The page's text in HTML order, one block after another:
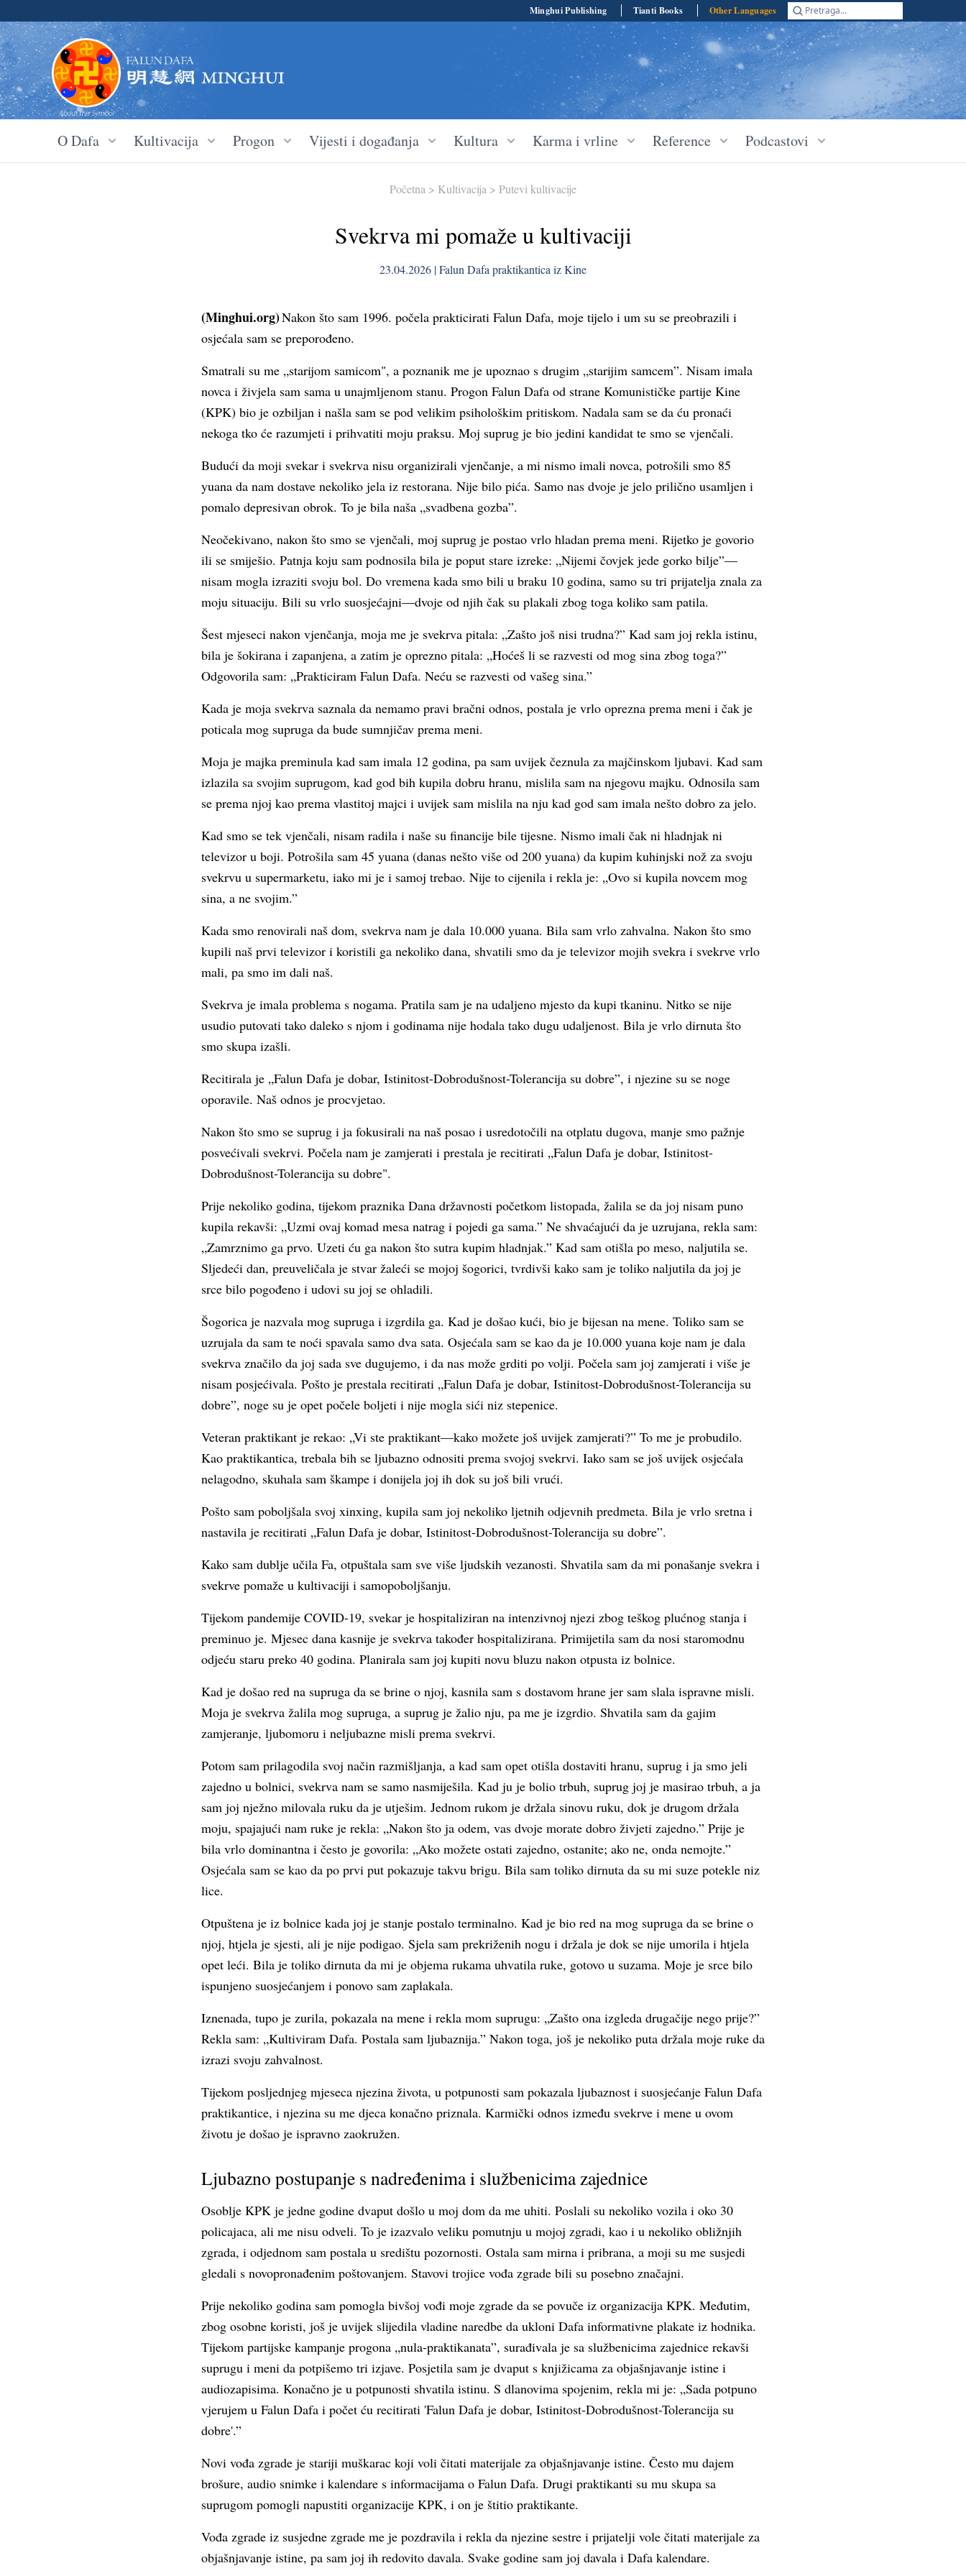
Minghui Publishing Tianti Books Other Languages Pretraga...
O Dafa Kultivacija Progon Vijesti i događanja Kultura Karma i vrline Reference Podcastovi
Početna > Kultivacija > Putevi kultivacije
Svekrva mi pomaže u kultivaciji
23.04.2026 | Falun Dafa praktikantica iz Kine
(Minghui.org)Nakon što sam 1996. počela prakticirati Falun Dafa, moje tijelo i um su se preobrazili i
osjećala sam se preporođeno.
Smatrali su me „starijom samicom", a poznanik me je upoznao s drugim „starijim samcem”. Nisam imala
novca i živjela sam sama u unajmljenom stanu. Progon Falun Dafa od strane Komunističke partije Kine
(KPK) bio je ozbiljan i našla sam se pod velikim psihološkim pritiskom. Nadala sam se da ću pronaći
nekoga tko će razumjeti i prihvatiti moju praksu. Moj suprug je bio jedini kandidat te smo se vjenčali.
Budući da moji svekar i svekrva nisu organizirali vjenčanje, a mi nismo imali novca, potrošili smo 85
yuana da nam dostave nekoliko jela iz restorana. Nije bilo pića. Samo nas dvoje je jelo prilično usamljen i
pomalo depresivan obrok. To je bila naša „svadbena gozba”.
Neočekivano, nakon što smo se vjenčali, moj suprug je postao vrlo hladan prema meni. Rijetko je govorio
ili se smiješio. Patnja koju sam podnosila bila je poput stare izreke: „Nijemi čovjek jede gorko bilje”—
nisam mogla izraziti svoju bol. Do vremena kada smo bili u braku 10 godina, samo su tri prijatelja znala za
moju situaciju. Bili su vrlo suosjećajni—dvoje od njih čak su plakali zbog toga koliko sam patila.
Šest mjeseci nakon vjenčanja, moja me je svekrva pitala: „Zašto još nisi trudna?” Kad sam joj rekla istinu,
bila je šokirana i zapanjena, a zatim je oprezno pitala: „Hoćeš li se razvesti od mog sina zbog toga?”
Odgovorila sam: „Prakticiram Falun Dafa. Neću se razvesti od vašeg sina.”
Kada je moja svekrva saznala da nemamo pravi bračni odnos, postala je vrlo oprezna prema meni i čak je
poticala mog supruga da bude sumnjičav prema meni.
Moja je majka preminula kad sam imala 12 godina, pa sam uvijek čeznula za majčinskom ljubavi. Kad sam
izlazila sa svojim suprugom, kad god bih kupila dobru hranu, mislila sam na njegovu majku. Odnosila sam
se prema njoj kao prema vlastitoj majci i uvijek sam mislila na nju kad god sam imala nešto dobro za jelo.
Kad smo se tek vjenčali, nisam radila i naše su financije bile tijesne. Nismo imali čak ni hladnjak ni
televizor u boji. Potrošila sam 45 yuana (danas nešto više od 200 yuana) da kupim kuhinjski nož za svoju
svekrvu u supermarketu, iako mi je i samoj trebao. Nije to cijenila i rekla je: „Ovo si kupila novcem mog
sina, a ne svojim.”
Kada smo renovirali naš dom, svekrva nam je dala 10.000 yuana. Bila sam vrlo zahvalna. Nakon što smo
kupili naš prvi televizor i koristili ga nekoliko dana, shvatili smo da je televizor mojih svekra i svekrve vrlo
mali, pa smo im dali naš.
Svekrva je imala problema s nogama. Pratila sam je na udaljeno mjesto da kupi tkaninu. Nitko se nije
usudio putovati tako daleko s njom i godinama nije hodala tako dugu udaljenost. Bila je vrlo dirnuta što
smo skupa izašli.
Recitirala je „Falun Dafa je dobar, Istinitost-Dobrodušnost-Tolerancija su dobre”, i njezine su se noge
oporavile. Naš odnos je procvjetao.
Nakon što smo se suprug i ja fokusirali na naš posao i usredotočili na otplatu dugova, manje smo pažnje
posvećivali svekrvi. Počela nam je zamjerati i prestala je recitirati „Falun Dafa je dobar, Istinitost-
Dobrodušnost-Tolerancija su dobre".
Prije nekoliko godina, tijekom praznika Dana državnosti početkom listopada, žalila se da joj nisam puno
kupila rekavši: „Uzmi ovaj komad mesa natrag i pojedi ga sama.” Ne shvaćajući da je uzrujana, rekla sam:
„Zamrznimo ga prvo. Uzeti ću ga nakon što sutra kupim hladnjak.” Kad sam otišla po meso, naljutila se.
Sljedeći dan, preuveličala je stvar žaleći se mojoj šogorici, tvrdivši kako sam je toliko naljutila da joj je
srce bilo pogođeno i udovi su joj se ohladili.
Šogorica je nazvala mog supruga i izgrdila ga. Kad je došao kući, bio je bijesan na mene. Toliko sam se
uzrujala da sam te noći spavala samo dva sata. Osjećala sam se kao da je 10.000 yuana koje nam je dala
svekrva značilo da joj sada sve dugujemo, i da nas može grditi po volji. Počela sam joj zamjerati i više je
nisam posjećivala. Pošto je prestala recitirati „Falun Dafa je dobar, Istinitost-Dobrodušnost-Tolerancija su
dobre”, noge su je opet počele boljeti i nije mogla sići niz stepenice.
Veteran praktikant je rekao: „Vi ste praktikant—kako možete još uvijek zamjerati?” To me je probudilo.
Kao praktikantica, trebala bih se ljubazno odnositi prema svojoj svekrvi. Iako sam se još uvijek osjećala
nelagodno, skuhala sam škampe i donijela joj ih dok su još bili vrući.
Pošto sam poboljšala svoj xinxing, kupila sam joj nekoliko ljetnih odjevnih predmeta. Bila je vrlo sretna i
nastavila je recitirati „Falun Dafa je dobar, Istinitost-Dobrodušnost-Tolerancija su dobre”.
Kako sam dublje učila Fa, otpuštala sam sve više ljudskih vezanosti. Shvatila sam da mi ponašanje svekra i
svekrve pomaže u kultivaciji i samopoboljšanju.
Tijekom pandemije COVID-19, svekar je hospitaliziran na intenzivnoj njezi zbog teškog plućnog stanja i
preminuo je. Mjesec dana kasnije je svekrva također hospitalizirana. Primijetila sam da nosi staromodnu
odjeću staru preko 40 godina. Planirala sam joj kupiti novu bluzu nakon otpusta iz bolnice.
Kad je došao red na supruga da se brine o njoj, kasnila sam s dostavom hrane jer sam slala ispravne misli.
Moja je svekrva žalila mog supruga, a suprug je žalio nju, pa me je izgrdio. Shvatila sam da gajim
zamjeranje, ljubomoru i neljubazne misli prema svekrvi.
Potom sam prilagodila svoj način razmišljanja, a kad sam opet otišla dostaviti hranu, suprug i ja smo jeli
zajedno u bolnici, svekrva nam se samo nasmiješila. Kad ju je bolio trbuh, suprug joj je masirao trbuh, a ja
sam joj nježno milovala ruku da je utješim. Jednom rukom je držala sinovu ruku, dok je drugom držala
moju, spajajući nam ruke je rekla: „Nakon što ja odem, vas dvoje morate dobro živjeti zajedno.” Prije je
bila vrlo dominantna i često je govorila: „Ako možete ostati zajedno, ostanite; ako ne, onda nemojte.”
Osjećala sam se kao da po prvi put pokazuje takvu brigu. Bila sam toliko dirnuta da su mi suze potekle niz
lice.
Otpuštena je iz bolnice kada joj je stanje postalo terminalno. Kad je bio red na mog supruga da se brine o
njoj, htjela je sjesti, ali je nije podigao. Sjela sam prekriženih nogu i držala je dok se nije umorila i htjela
opet leći. Bila je toliko dirnuta da mi je objema rukama uhvatila ruke, gotovo u suzama. Moje je srce bilo
ispunjeno suosjećanjem i ponovo sam zaplakala.
Iznenada, tupo je zurila, pokazala na mene i rekla mom suprugu: „Zašto ona izgleda drugačije nego prije?”
Rekla sam: „Kultiviram Dafa. Postala sam ljubaznija.” Nakon toga, još je nekoliko puta držala moje ruke da
izrazi svoju zahvalnost.
Tijekom posljednjeg mjeseca njezina života, u potpunosti sam pokazala ljubaznost i suosjećanje Falun Dafa
praktikantice, i njezina su me djeca konačno priznala. Karmički odnos između svekrve i mene u ovom
životu je došao je ispravno zaokružen.
Ljubazno postupanje s nadređenima i službenicima zajednice
Osoblje KPK je jedne godine dvaput došlo u moj dom da me uhiti. Poslali su nekoliko vozila i oko 30
policajaca, ali me nisu odveli. To je izazvalo veliku pomutnju u mojoj zgradi, kao i u nekoliko obližnjih
zgrada, i odjednom sam postala u središtu pozornosti. Ostala sam mirna i pribrana, a moji su me susjedi
gledali s novopronađenim poštovanjem. Stavovi trojice vođa zgrade bili su posebno značajni.
Prije nekoliko godina sam pomogla bivšoj vođi moje zgrade da se povuče iz organizacija KPK. Međutim,
zbog osobne koristi, još je uvijek slijedila vladine naredbe da ukloni Dafa informativne plakate iz hodnika.
Tijekom partijske kampanje progona „nula-praktikanata”, surađivala je sa službenicima zajednice rekavši
suprugu i meni da potpišemo tri izjave. Posjetila sam je dvaput s knjižicama za objašnjavanje istine i
audiozapisima. Konačno je u potpunosti shvatila istinu. S dlanovima spojenim, rekla mi je: „Sada potpuno
vjerujem u Falun Dafa i počet ću recitirati 'Falun Dafa je dobar, Istinitost-Dobrodušnost-Tolerancija su
dobre'.”
Novi vođa zgrade je stariji muškarac koji voli čitati materijale za objašnjavanje istine. Često mu dajem
brošure, audio snimke i kalendare s informacijama o Falun Dafa. Drugi praktikanti su mu skupa sa
suprugom pomogli napustiti organizacije KPK, i on je štitio praktikante.
Vođa zgrade iz susjedne zgrade me je pozdravila i rekla da njezine sestre i prijatelji vole čitati materijale za
objašnjavanje istine, pa sam joj ih redovito davala. Svake godine sam joj davala i Dafa kalendare.